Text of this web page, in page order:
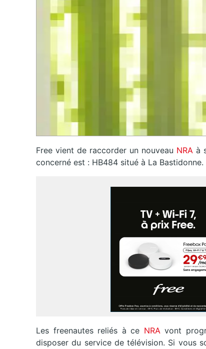
Free vient de raccorder un nouveau NRA à
concerné est : HB484 situé à La Bastidonne.
Les freenautes reliés à ce NRAvont
disposer du service de télévision. Si vous